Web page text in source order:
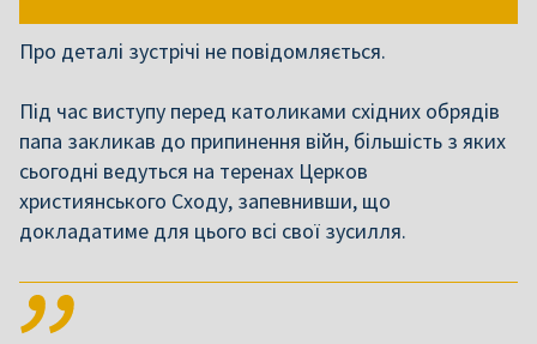
Про деталі зустрічі не повідомляється.
Під час виступу перед католиками східних обрядів
папа закликав до припинення війн, більшість з яких
сьогодні ведуться на теренах Церков
християнського Сходу, запевнивши, що
докладатиме для цього всі свої зусилля.